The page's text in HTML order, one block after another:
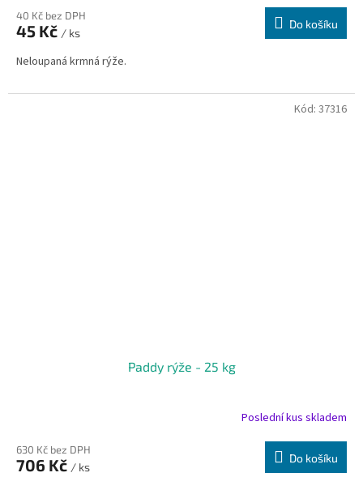
40 Kč bez DPH
45 Kč / ks
Do košíku
Neloupaná krmná rýže.
Paddy rýže - 25 kg
Poslední kus skladem
630 Kč bez DPH
706 Kč / ks
Do košíku
Kód: 37316